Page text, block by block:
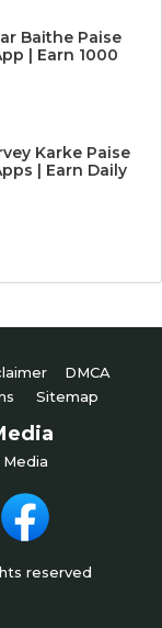
Baithe Paise
| Earn 1000
Karke Paise
| Earn Daily
DMCA
Sitemap
reserved